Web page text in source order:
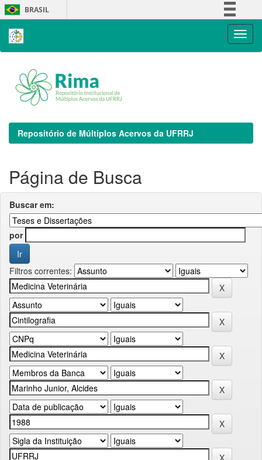
Skip
navigation
BRASIL
Repositório de Múltiplos Acervos da UFRRJ
Página de Busca
Buscar em:
por
Filtros correntes: